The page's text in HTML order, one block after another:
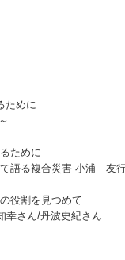
ために
ために
語る複合災害 小浦 友
役割を見つめて
幸さん/丹波史紀さん